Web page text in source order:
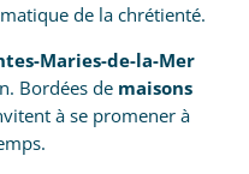
de la chrétienté.
Maries-de-la-Mer
Bordées de maisons
à se promener à